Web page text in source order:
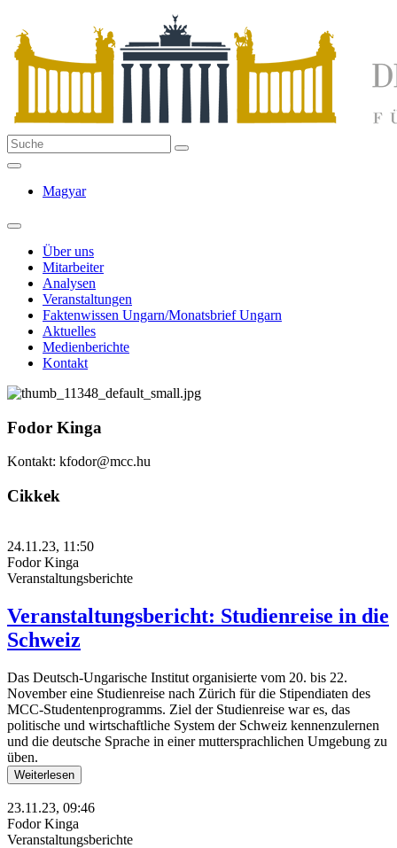
Magyar
Über uns
Mitarbeiter
Analysen
Veranstaltungen
Faktenwissen Ungarn/Monatsbrief Ungarn
Aktuelles
Medienberichte
Kontakt
Fodor Kinga
Kontakt: kfodor@mcc.hu
Cikkek
24.11.23, 11:50
Fodor Kinga
Veranstaltungsberichte
Veranstaltungsbericht: Studienreise in die
Schweiz
Das Deutsch-Ungarische Institut organisierte vom 20. bis 22.
November eine Studienreise nach Zürich für die Stipendiaten des
MCC-Studentenprogramms. Ziel der Studienreise war es, das
politische und wirtschaftliche System der Schweiz kennenzulernen
und die deutsche Sprache in einer muttersprachlichen Umgebung zu
üben.
Weiterlesen
23.11.23, 09:46
Fodor Kinga
Veranstaltungsberichte